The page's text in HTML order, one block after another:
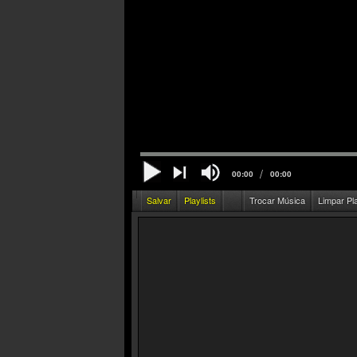
00:00 / 00:00
Salvar Playlists Trocar Música Limpar